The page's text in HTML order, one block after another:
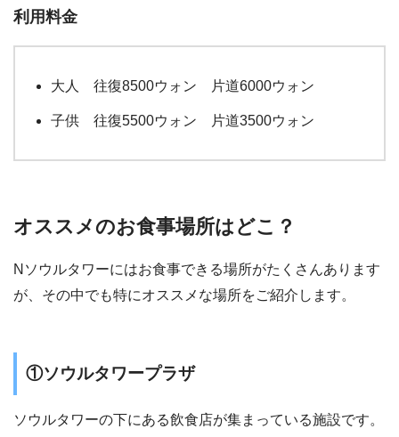
利用料金
大人 往復8500ウォン 片道6000ウォン
子供 往復5500ウォン 片道3500ウォン
オススメのお食事場所はどこ？
Nソウルタワーにはお食事できる場所がたくさんあります
が、その中でも特にオススメな場所をご紹介します。
①ソウルタワープラザ
ソウルタワーの下にある飲食店が集まっている施設です。